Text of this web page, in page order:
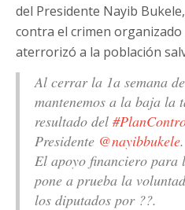
del Presidente Nayib
contra el crimen organizado
aterrorizó a la población
Al cerrar la 1a semana
mantenemos a la baja la
resultado del
Presidente @nayibbukele.
El apoyo financiero
pone a prueba la
los diputados por ??.